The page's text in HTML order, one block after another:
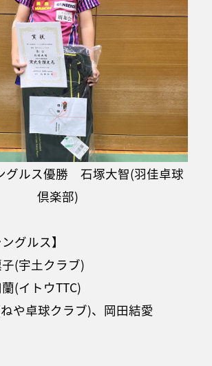
グルス優勝 石塚大智(羽佳卓球
倶楽部)
グルス】
(宇土クラブ)
(イトウTTC)
や卓球クラブ)、岡田結愛